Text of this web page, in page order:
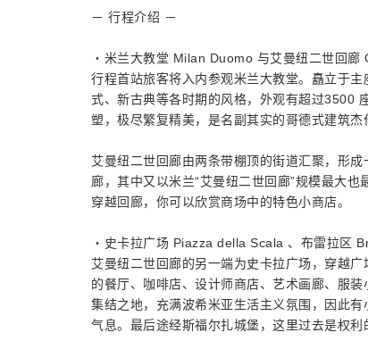
－ 行程介绍 －
・米兰大教堂 Milan Duomo 与艾曼纽二世回
行程首站旅客将入内参观米兰大教堂。矗立于
式、新古典等各时期的风格，外观有超过3500
塑，极尽繁复精美，是名副其实的哥德式建筑杰
艾曼纽二世回廊由两条带棚顶的街道汇聚，形
廊，其中又以米兰“艾曼纽二世回廊”规模最大
穿越回廊，你可以欣赏商场中的特色小商店。
・史卡拉广场 Piazza della Scala 、布雷拉区
艾曼纽二世回廊的另一端为史卡拉广场，穿越
的餐厅、咖啡店、设计师商店、艺术画廊、服
集结之地，充满波希米亚生活主义氛围，因此
气息。最后途经斯福尔扎城堡，这里过去是权利